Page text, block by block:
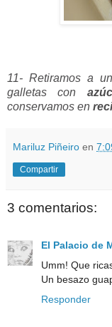
11- Retiramos a
galletas con
conservamos en
Mariluz Piñeiro en
Compartir
3 comentarios:
El Palacio de
Umm! Que
Un besazo
Responder